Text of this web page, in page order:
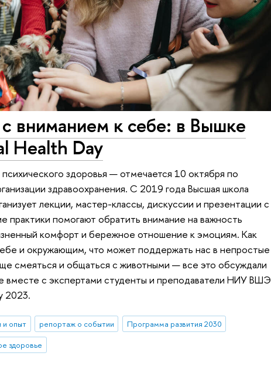
с вниманием к себе: в Вышке
Health Day
здоровья — отмечается 10 октября по
здравоохранения. С 2019 года Высшая школа
лекции, мастер-классы, дискуссии и презентации с
практики помогают обратить внимание на важность
комфорт и бережное отношение к эмоциям. Как
и окружающим, что может поддержать нас в непростые
смеяться и общаться с животными — все это обсуждали
вместе с экспертами студенты и преподаватели НИУ ВШЭ
2023.
и опыт репортаж о событии
Программа развития 2030
здоровье